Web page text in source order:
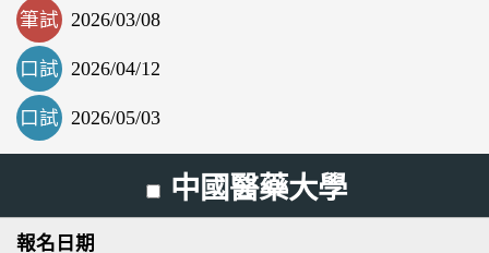
筆試 2026/03/08
口試 2026/04/12
口試 2026/05/03
中國醫藥大學